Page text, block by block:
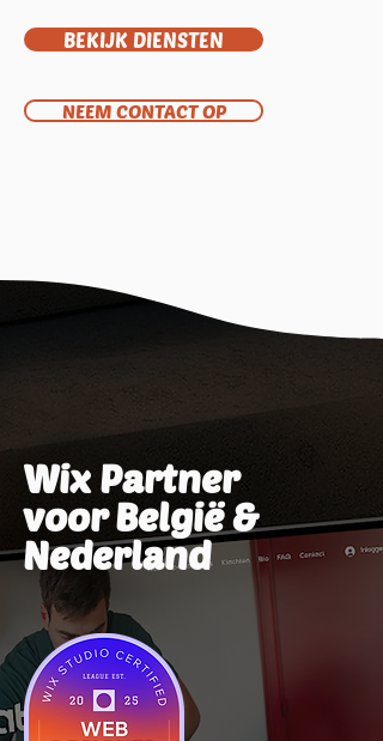
BEKIJK DIENSTEN
NEEM CONTACT OP
Wix Partner
voor België &
Nederland